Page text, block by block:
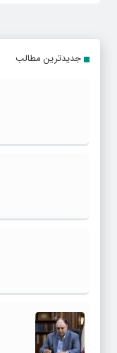
جدیدترین مطالب